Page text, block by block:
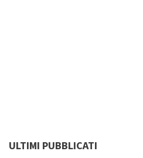
ULTIMI PUBBLICATI